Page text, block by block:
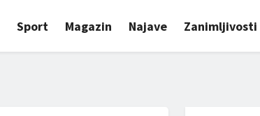
Sport Magazin Najave Zanimljivosti